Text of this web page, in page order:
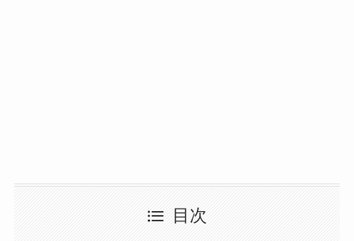
目次